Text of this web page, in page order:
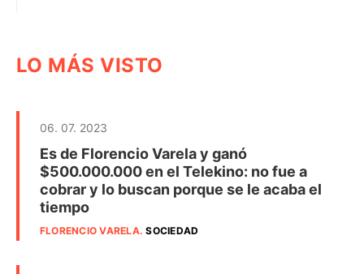
LO MÁS VISTO
06. 07. 2023
Es de Florencio Varela y ganó
$500.000.000 en el Telekino: no fue a
cobrar y lo buscan porque se le acaba el
tiempo
FLORENCIO VARELA.SOCIEDAD